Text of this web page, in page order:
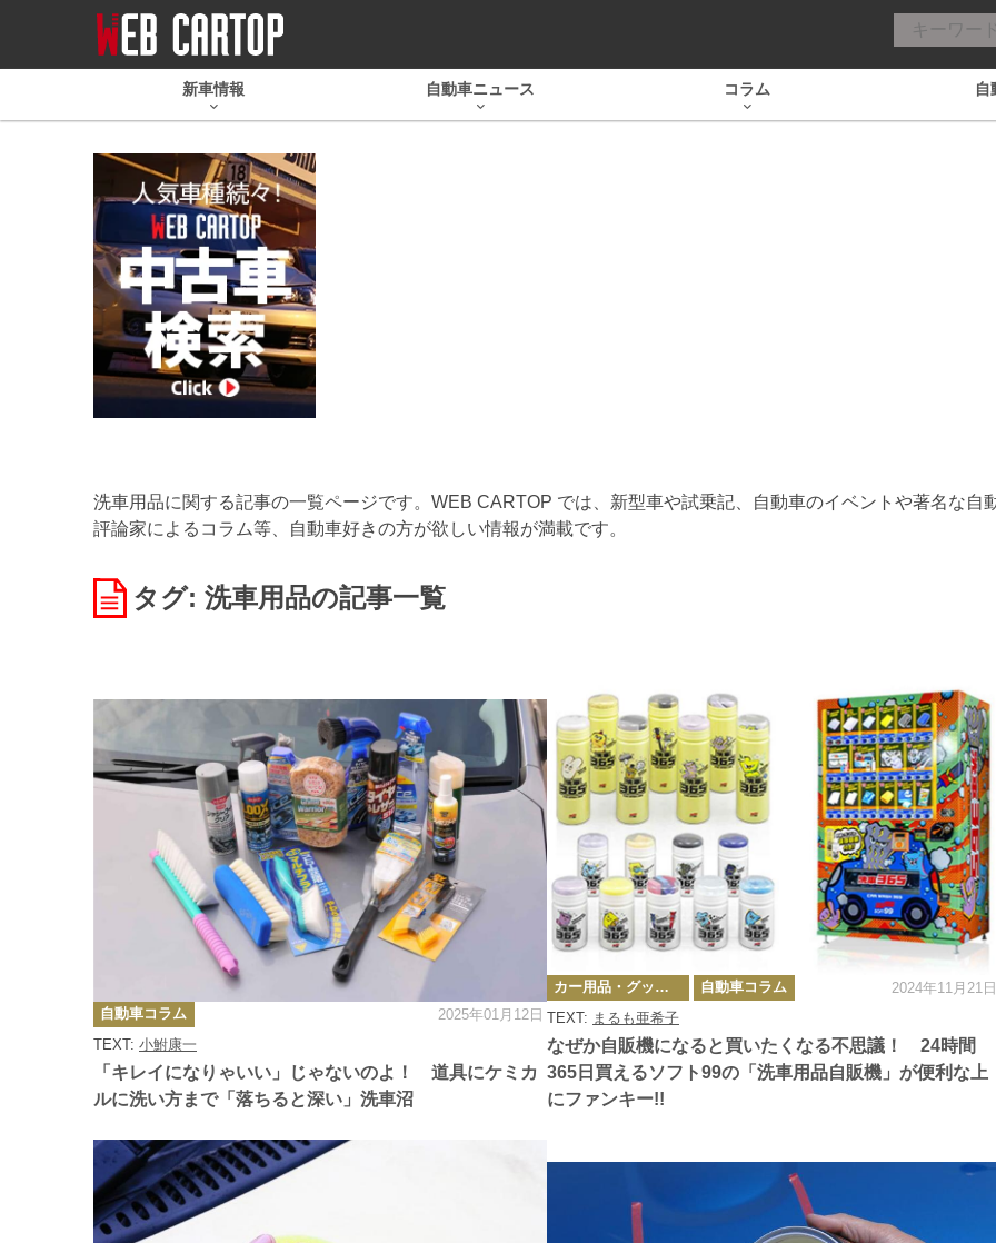
新車情報 自動車ニュース コラム 自
洗車用品に関する記事の一覧ページです。WEB CARTOP では、新型車や試乗記、自動車のイベントや著名な自
評論家によるコラム等、自動車好きの方が欲しい情報が満載です。
タグ: 洗車用品の記事一覧
「キレイになりゃいい」じゃないのよ！ 道具にケミカ
ルに洗い方まで「落ちると深い」洗車沼
TEXT: 小鮒康一
カ
テ
ゴ
リ
ー
自動車コラム 2025年01月12日
なぜか自販機になると買いたくなる不思議！ 24時間
365日買えるソフト99の「洗車用品自販機」が便利な上
にファンキー!!
TEXT: まるも亜希子
カ
テ
ゴ
リ
ー
カー用品・グッズ情報 自動車コラム 2024年11月21日